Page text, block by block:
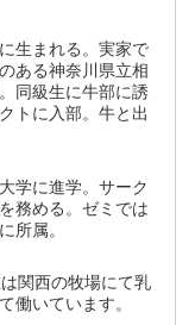
生まれる。実家で
ある神奈川県立相
同級生に牛部に誘
トに入部。牛と出
学に進学。サーク
務める。ゼミでは
所属。
関西の牧場にて乳
働いています。